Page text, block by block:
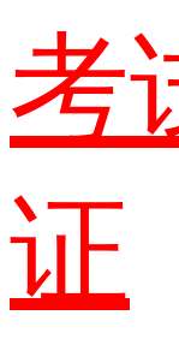
考
证